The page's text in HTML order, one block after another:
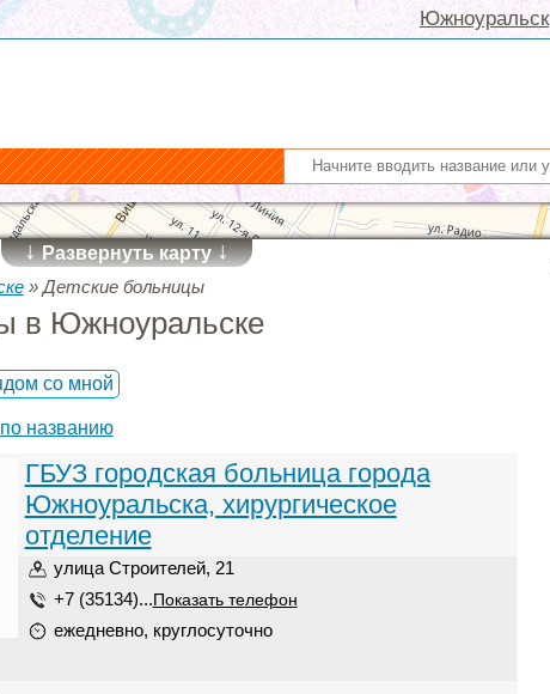
Южноуральск
↓Развернуть карту↓
» Детские больницы
в Южноуральске
со мной
по названию
ГБУЗ городская больница города
Южноуральска, хирургическое
отделение
улица Строителей, 21
+7 (35134)... Показать телефон
ежедневно, круглосуточно